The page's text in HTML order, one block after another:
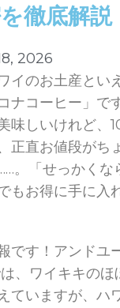
徹底解説
2026
イのお土産とい
ナコーヒー」で
味しいけれど、
正直お値段がち
。「せっかくな
もお得に手に入
です！アンドユ
、ワイキキの
ていますが、ハ